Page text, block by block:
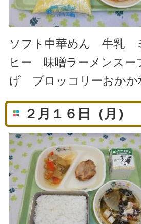
ソフト中華めん 牛乳
ヒー 味噌ラーメンス
げ ブロッコリーおかか
２月１６日（月）